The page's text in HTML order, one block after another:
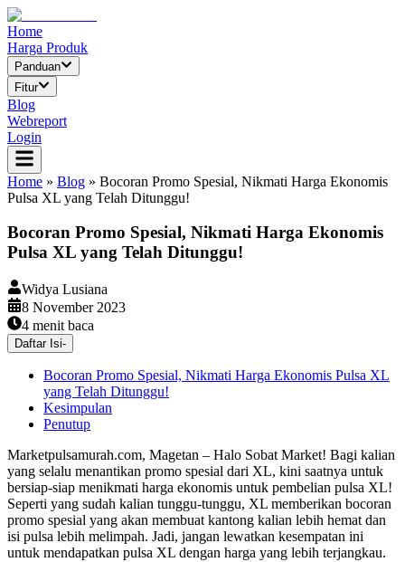
Home
Harga Produk
Panduan
Fitur
Blog
Webreport
Login
Home » Blog » Bocoran Promo Spesial, Nikmati Harga Ekonomis
Pulsa XL yang Telah Ditunggu!
Bocoran Promo Spesial, Nikmati Harga Ekonomis
Pulsa XL yang Telah Ditunggu!
Widya Lusiana
8 November 2023
4 menit baca
Daftar Isi-
Bocoran Promo Spesial, Nikmati Harga Ekonomis Pulsa XL
yang Telah Ditunggu!
Kesimpulan
Penutup
Marketpulsamurah.com, Magetan – Halo Sobat Market! Bagi kalian
yang selalu menantikan promo spesial dari XL, kini saatnya untuk
bersiap-siap menikmati harga ekonomis untuk pembelian pulsa XL!
Seperti yang sudah kalian tunggu-tunggu, XL memberikan bocoran
promo spesial yang akan membuat kantong kalian lebih hemat dan
isi pulsa lebih melimpah. Jadi, jangan lewatkan kesempatan ini
untuk mendapatkan pulsa XL dengan harga yang lebih terjangkau.